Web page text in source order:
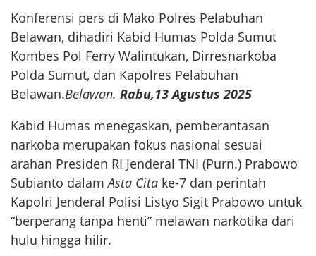
Konferensi pers di Mako Polres Pelabuhan
Belawan, dihadiri Kabid Humas Polda Sumut
Kombes Pol Ferry Walintukan, Dirresnarkoba
Polda Sumut, dan Kapolres Pelabuhan
Belawan.Belawan. Rabu,13 Agustus 2025
Kabid Humas menegaskan, pemberantasan
narkoba merupakan fokus nasional sesuai
arahan Presiden RI Jenderal TNI (Purn.) Prabowo
Subianto dalamAsta Cita ke-7 dan perintah
Kapolri Jenderal Polisi Listyo Sigit Prabowo untuk
“berperang tanpa henti” melawan narkotika dari
hulu hingga hilir.